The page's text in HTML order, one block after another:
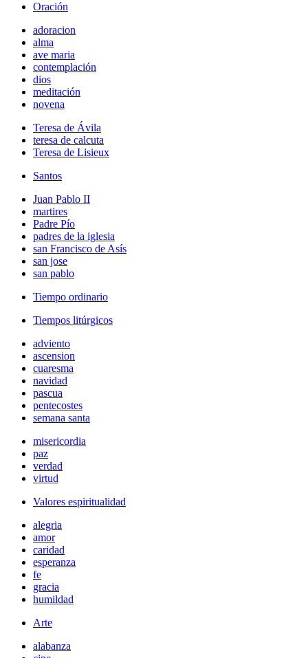
Oración
adoracion
alma
ave maria
contemplación
dios
meditación
novena
Teresa de Ávila
teresa de calcuta
Teresa de Lisieux
Santos
Juan Pablo II
martires
Padre Pío
padres de la iglesia
san Francisco de Asís
san jose
san pablo
Tiempo ordinario
Tiempos litúrgicos
adviento
ascension
cuaresma
navidad
pascua
pentecostes
semana santa
misericordia
paz
verdad
virtud
Valores espiritualidad
alegria
amor
caridad
esperanza
fe
gracia
humildad
Arte
alabanza